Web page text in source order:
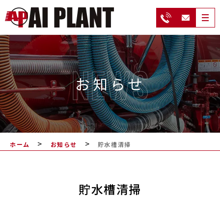
お知らせ
NEWS
ホーム > お知らせ > 貯水槽清掃
貯水槽清掃